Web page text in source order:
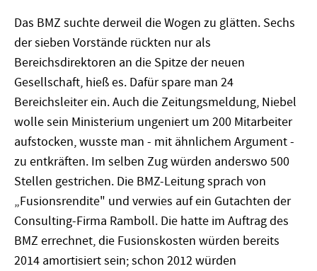
Das BMZ suchte derweil die Wogen zu glätten. Sechs
der sieben Vorstände rückten nur als
Bereichsdirektoren an die Spitze der neuen
Gesellschaft, hieß es. Dafür spare man 24
Bereichsleiter ein. Auch die Zeitungsmeldung, Niebel
wolle sein Ministerium ungeniert um 200 Mitarbeiter
aufstocken, wusste man - mit ähnlichem Argument -
zu entkräften. Im selben Zug würden anderswo 500
Stellen gestrichen. Die BMZ-Leitung sprach von
„Fusionsrendite" und verwies auf ein Gutachten der
Consulting-Firma Ramboll. Die hatte im Auftrag des
BMZ errechnet, die Fusionskosten würden bereits
2014 amortisiert sein; schon 2012 würden